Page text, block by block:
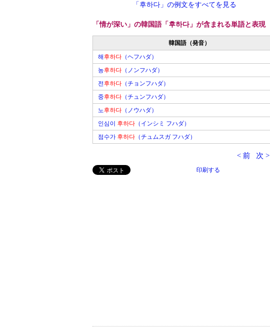
「후하다」の例文をすべてを見る
「情が深い」の韓国語「후하다」が含まれる単語と表現
韓国語（発音）
해 후하다 （ヘフハダ）
농후하다 （ノンフハダ）
전후하다 （チョンフハダ）
중후하다 （チュンフハダ）
노후하다 （ノウハダ）
인심이 후하다 （インシミ フハダ）
점수가 후하다 （チュムスガ フハダ）
< 前 次 >
印刷する